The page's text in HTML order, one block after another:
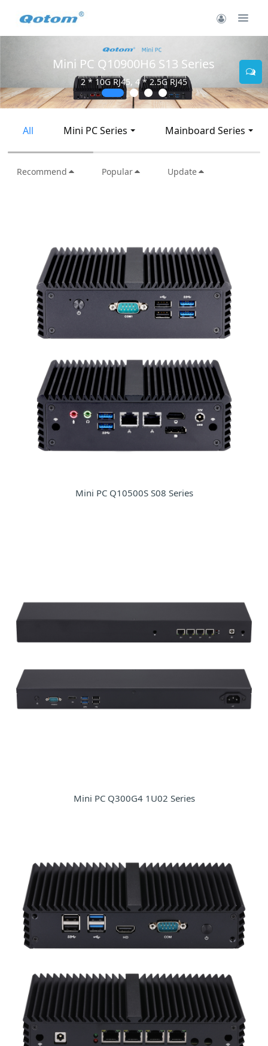
Mini PC Q30900SE S13 Series
2 * 10G SFP+, 6 * 2.5G RJ45
All Mini PC Series Mainboard Series
Recommend Popular Update
Mini PC Q10500S S08 Series
Mini PC Q300G4 1U02 Series